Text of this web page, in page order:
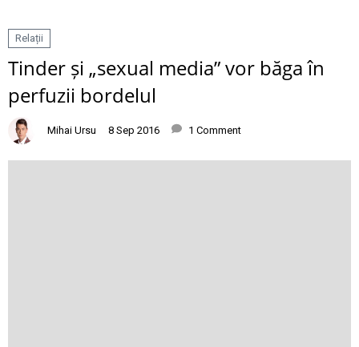
Relații
Tinder și „sexual media” vor băga în
perfuzii bordelul
Mihai Ursu 8 Sep 2016 1 Comment